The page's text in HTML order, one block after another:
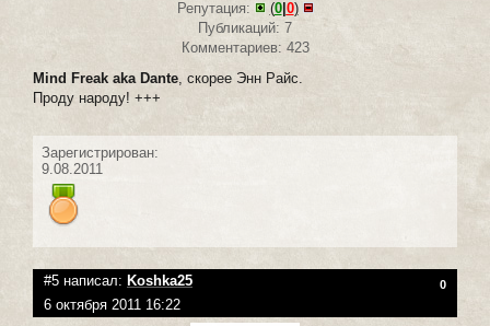
Репутация:
(0| 0)
Публикаций: 7
Комментариев: 423
Mind Freak aka Dante , скорее Энн Райс.
Проду народу! +++
Зарегистрирован:
9.08.2011
#5 написал: Koshka25 0
6 октября 2011 16:22